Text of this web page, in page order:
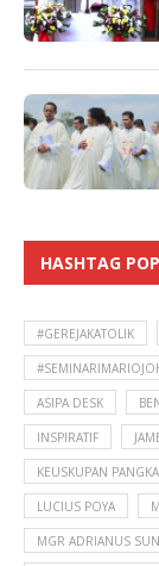
HASHTAG
#GEREJAKATOLIK
ASIPA DESK
INSPIRATIF
KEUSKUPAN
LUCIUS POYA
MGR ADRIANUS